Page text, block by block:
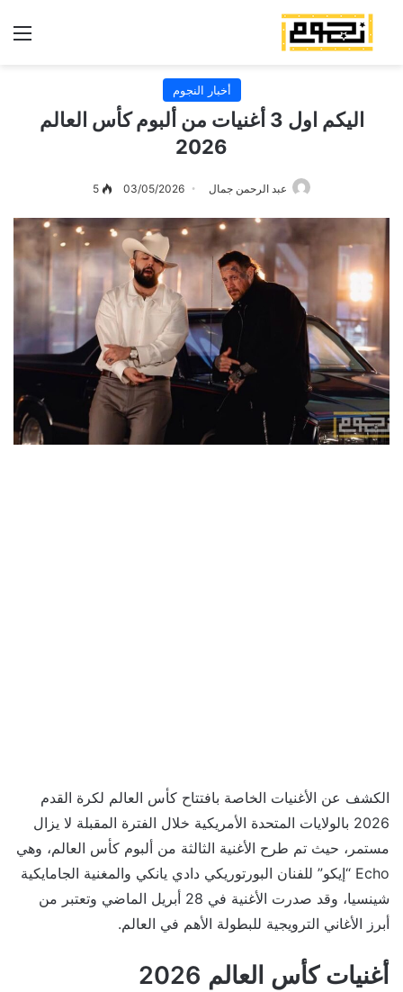
أخبار النجوم
اليكم اول 3 أغنيات من ألبوم كأس العالم
2026
عبد الرحمن جمال 03/05/2026
5
الكشف عن الأغنيات الخاصة بافتتاح كأس العالم لكرة القدم
2026 بالولايات المتحدة الأمريكية خلال الفترة المقبلة لا يزال
مستمر، حيث تم طرح الأغنية الثالثة من ألبوم كأس العالم، وهي
Echo “إيكو” للفنان البورتوريكي دادي يانكي والمغنية الجامايكية
شينسيا، وقد صدرت الأغنية في 28 أبريل الماضي وتعتبر من
أبرز الأغاني الترويجية للبطولة الأهم في العالم.
أغنيات كأس العالم 2026